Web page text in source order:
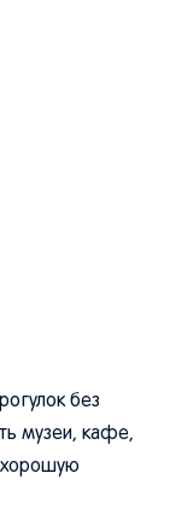
без
музеи, кафе,
хорошую